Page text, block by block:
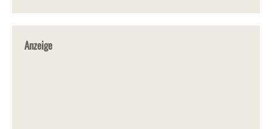
Anzeige